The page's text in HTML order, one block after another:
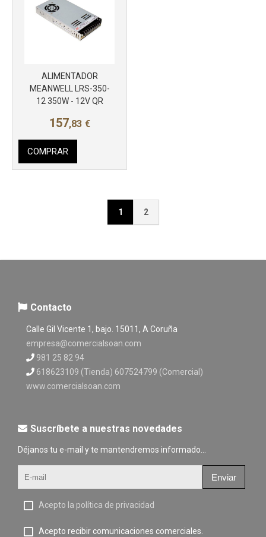
ALIMENTADOR
MEANWELL LRS-350-
12 350W - 12V QR
157,83 €
COMPRAR
1 2
Contacto
Calle Gil Vicente 1, bajo. 15011, A Coruña
empresa@comercialsoan.com
981 25 82 94
618623109 (Tienda) 607524799 (Comercial)
www.comercialsoan.com
Suscríbete a nuestras novedades
Déjanos tu e-mail y te mantendremos informado...
Enviar
Acepto la política de privacidad
Acepto recibir comunicaciones comerciales.